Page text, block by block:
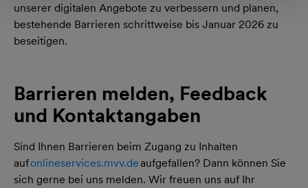
unserer digitalen Angebote zu verbessern und planen,
bestehende Barrieren schrittweise bis Januar 2026 zu
beseitigen.
Barrieren melden, Feedback
und Kontaktangaben
Sind Ihnen Barrieren beim Zugang zu Inhalten
aufonlineservices.mvv.deaufgefallen? Dann können Sie
sich gerne bei uns melden. Wir freuen uns auf Ihr